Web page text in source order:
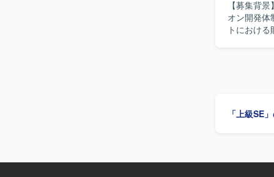
【募集背
オン開発体制を強化
トにおけ
導入プロ
「上級SE